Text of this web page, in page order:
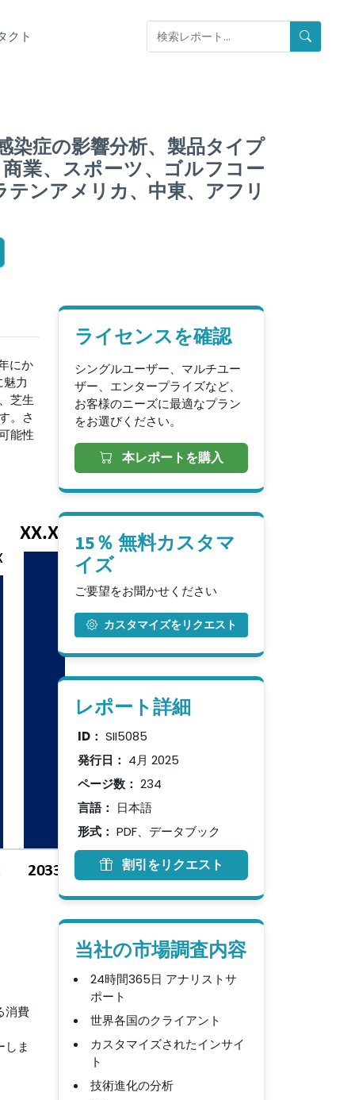
クト
染症の影響分析、製品タイプ
業、スポーツ、ゴルフコー
ンアメリカ、中東、アフリ
にか
力
芝生
。さ
能性
消費
しま
ライセンスを確認
シングルユーザー、マルチユー
ザー、エンタープライズなど、
お客様のニーズに最適なプラン
をお選びください。
本レポートを購入
15％ 無料カスタマ
イズ
ご要望をお聞かせください
カスタマイズをリクエスト
レポート詳細
ID： SII5085
発行日： 4月 2025
ページ数： 234
言語： 日本語
形式： PDF、データブック
割引をリクエスト
当社の市場調査内容
24時間365日 アナリストサ
ポート
世界各国のクライアント
カスタマイズされたインサイ
ト
技術進化の分析